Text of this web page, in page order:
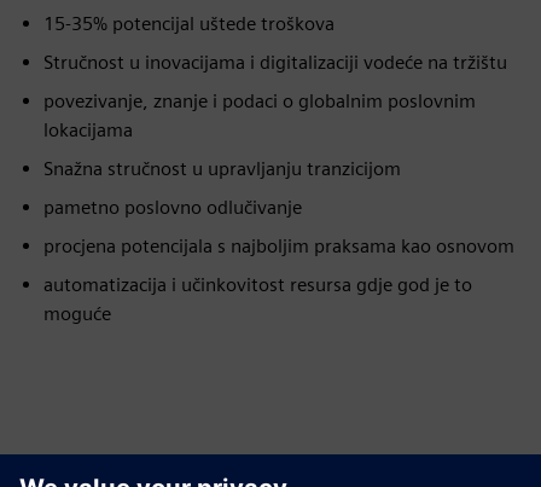
15-35% potencijal uštede troškova
Stručnost u inovacijama i digitalizaciji vodeće na tržištu
povezivanje, znanje i podaci o globalnim poslovnim
lokacijama
Snažna stručnost u upravljanju tranzicijom
pametno poslovno odlučivanje
procjena potencijala s najboljim praksama kao osnovom
automatizacija i učinkovitost resursa gdje god je to
moguće
Istražite resurse i srodne